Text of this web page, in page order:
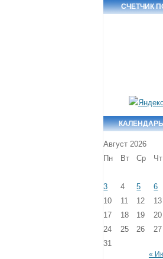
СЧЕТЧИК
Август 2026
Пн
Вт Ср Чт
3 4 5
6
10
11 12
13
17
18 19
20
24
25 26
27
31
«